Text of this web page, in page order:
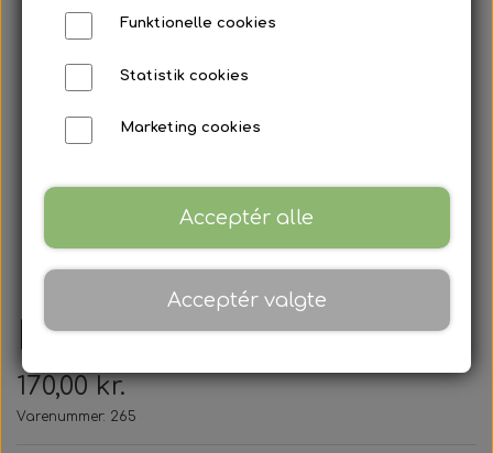
Mazda - Nøglehus
170,00 kr.
Varenummer: 265
Funktionelle cookies
Statistik cookies
Marketing cookies
Acceptér alle
Acceptér valgte